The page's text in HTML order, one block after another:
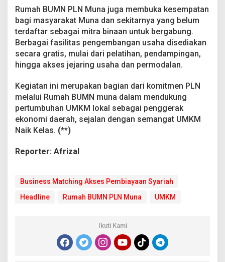
Rumah BUMN PLN Muna juga membuka kesempatan
bagi masyarakat Muna dan sekitarnya yang belum
terdaftar sebagai mitra binaan untuk bergabung.
Berbagai fasilitas pengembangan usaha disediakan
secara gratis, mulai dari pelatihan, pendampingan,
hingga akses jejaring usaha dan permodalan.
Kegiatan ini merupakan bagian dari komitmen PLN
melalui Rumah BUMN muna dalam mendukung
pertumbuhan UMKM lokal sebagai penggerak
ekonomi daerah, sejalan dengan semangat UMKM
Naik Kelas. (**)
Reporter: Afrizal
Business Matching Akses Pembiayaan Syariah
Headline
Rumah BUMN PLN Muna UMKM
Ikuti Kami